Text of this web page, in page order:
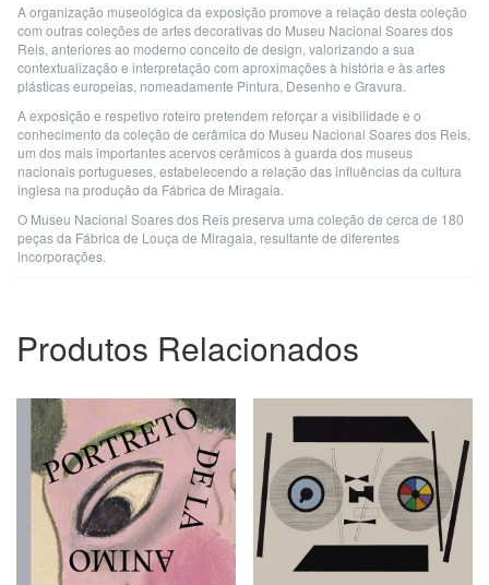
A organização museológica da exposição promove a relação desta coleção
com outras coleções de artes decorativas do Museu Nacional Soares dos
Reis, anteriores ao moderno conceito de design, valorizando a sua
contextualização e interpretação com aproximações à história e às artes
plásticas europeias, nomeadamente Pintura, Desenho e Gravura.
A exposição e respetivo roteiro pretendem reforçar a visibilidade e o
conhecimento da coleção de cerâmica do Museu Nacional Soares dos Reis,
um dos mais importantes acervos cerâmicos à guarda dos museus
nacionais portugueses, estabelecendo a relação das influências da cultura
inglesa na produção da Fábrica de Miragaia.
O Museu Nacional Soares dos Reis preserva uma coleção de cerca de 180
peças da Fábrica de Louça de Miragaia, resultante de diferentes
incorporações.
Produtos Relacionados